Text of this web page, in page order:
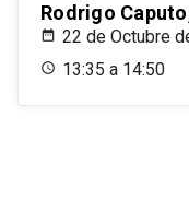
Rodrigo
22 de Octubre
13:35 a 14:50